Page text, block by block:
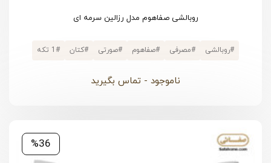
روبالشی صفاهوم مدل رزالین سرمه ای
#روبالشی #مصرفی #صفاهوم #صورتی #کتان #1 تکه
ناموجود - تماس بگیرید
%36